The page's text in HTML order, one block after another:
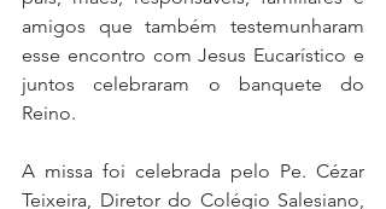
amigos que também testemunharam
esse encontro com Jesus Eucarístico e
juntos celebraram o banquete do
Reino.
A missa foi celebrada pelo Pe. Cézar
Teixeira, Diretor do Colégio Salesiano,